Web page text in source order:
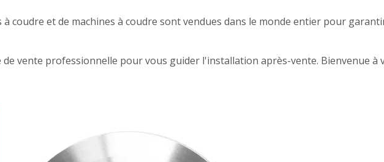
à coudre et de machines à coudre sont vendues dans le monde entier pour
de vente professionnelle pour vous guider l'installation après-vente. Bienvenue à